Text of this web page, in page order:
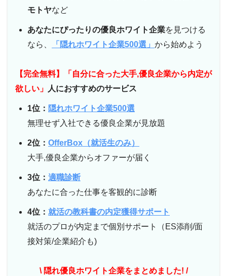
モトヤなど
あなたにぴったりの優良ホワイト企業を見つける
なら、
「隠れホワイト企業500選」 から始めよう
【完全無料】「自分に合った大手,優良企業から内定が
欲しい」
人におすすめのサービス
1位： 隠れホワイト企業500選
無理せず入社できる優良企業が見放題
2位： OfferBox（就活生のみ）
大手,優良企業からオファーが届く
3位： 適職診断
あなたに合った仕事を客観的に診断
4位： 就活の教科書の内定獲得サポート
就活のプロが内定まで個別サポート（ES添削/面
接対策/企業紹介も)
\ 隠れ優良ホワイト企業をまとめました! /